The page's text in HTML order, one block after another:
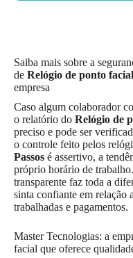
Saiba mais sobre a
de Relógio de ponto facial
empresa
Caso algum colaborador
o relatório do Relógio de
preciso e pode ser
o controle feito pelos
Passos é assertivo, a
próprio horário de
transparente faz toda a
sinta confiante em relação
trabalhadas e pagamentos.
Master Tecnologias: a
facial que oferece